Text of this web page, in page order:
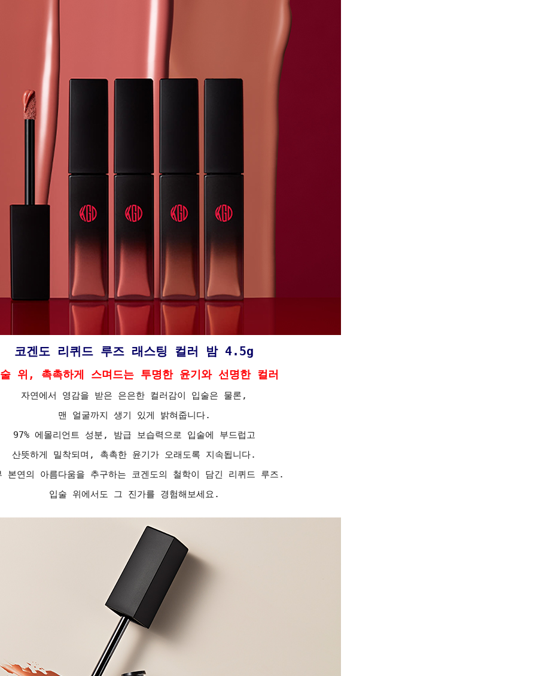
코겐도 리퀴드 루즈 래스팅 컬러 밤 4.5g
위, 촉촉하게 스며드는 투명한 윤기와 선명한 컬러
자연에서 영감을 받은 은은한 컬러감이 입술은 물론,
맨 얼굴까지 생기 있게 밝혀줍니다.
97% 에몰리언트 성분, 밤급 보습력으로 입술에 부드럽고
산뜻하게 밀착되며, 촉촉한 윤기가 오래도록 지속됩니다.
본연의 아름다움을 추구하는 코겐도의 철학이 담긴 리퀴드 루즈.
입술 위에서도 그 진가를 경험해보세요.